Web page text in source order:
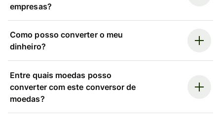
empresas?
Como posso converter o meu
dinheiro?
Entre quais moedas posso
converter com este conversor de
moedas?